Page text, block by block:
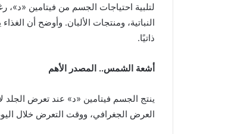
لتلبية احتياجات الجسم من فيتامين «د»،
ذاتيًا.
أشعة الشمس.. المصدر الأهم
ينتج الجسم فيتامين «د» عند تعرض الجلد
العرض الجغرافي، ووقت التعرض خلال